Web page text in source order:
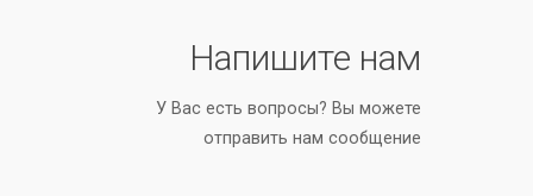
Напишите нам
У Вас есть вопросы? Вы можете
отправить нам сообщение